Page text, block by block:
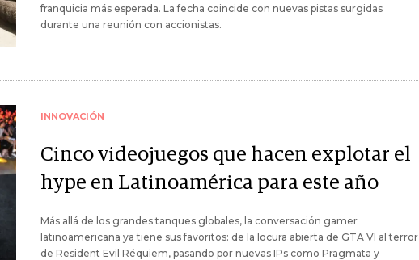
franquicia más esperada. La fecha coincide con nuevas pistas surgidas
durante una reunión con accionistas.
INNOVACIÓN
Cinco videojuegos que hacen explotar el
hype en Latinoamérica para este año
Más allá de los grandes tanques globales, la conversación gamer
latinoamericana ya tiene sus favoritos: de la locura abierta de GTA VI al terror
de Resident Evil Réquiem, pasando por nuevas IPs como Pragmata y